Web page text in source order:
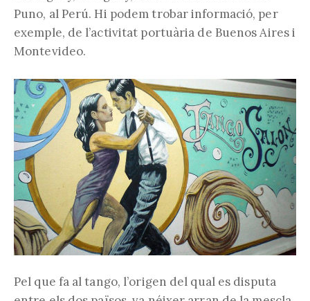
Puno, al Perú. Hi podem trobar informació, per
exemple, de l’activitat portuària de Buenos Aires i
Montevideo.
Pel que fa al tango, l’origen del qual es disputa